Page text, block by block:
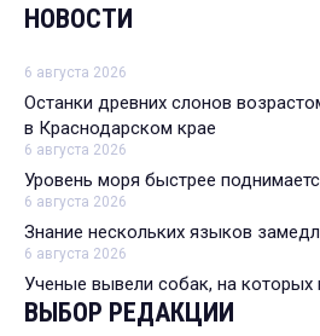
НОВОСТИ
6 августа 2026
Останки древних слонов
в Краснодарском крае
6 августа 2026
Уровень моря быстрее
6 августа 2026
Знание нескольких языков
6 августа 2026
Ученые вывели собак, на которых
ВЫБОР РЕДАКЦИИ